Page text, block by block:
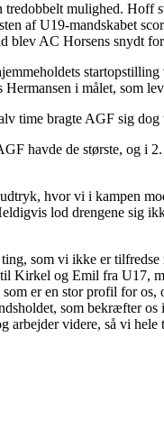
mulighed. Hoff
af U19-mandskabet
AC Horsens snydt
i målet, som
time bragte AGF sig dog
havde de største, og i
hvor vi i kampen
lod drengene sig
som vi ikke er
og Emil fra U17,
er en stor profil for
som bekræfter
videre, så vi hele